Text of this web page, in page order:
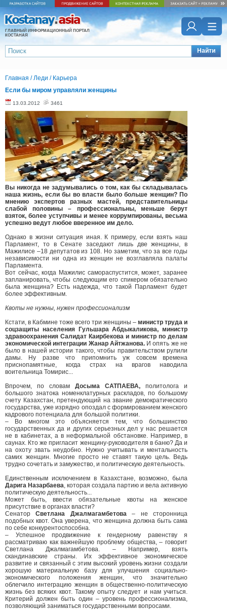
ГЛАВНЫЙ ИНФОРМАЦИОННЫЙ ПОРТАЛ
КОСТАНАЯ
Найти
Главная /Леди / Карьера
Если бы миром управляли женщины
13.03.2012 3461
Вы никогда не задумывались о том, как бы складывалась
наша жизнь, если бы во власти было больше женщин? По
мнению экспертов разных мастей, представительницы
слабой половины – профессиональны, меньше берут
взяток, более уступчивы и менее коррумпированы, весьма
успешно ведут любое вверенное им дело.
Однако в жизни ситуация иная. К примеру, если взять наш
Парламент, то в Сенате заседают лишь две женщины, в
Мажилисе –18 депутатов из 108. Но заметим, что за все годы
независимости ни одна из женщин не возглавляла палаты
Парламента.
Вот сейчас, когда Мажилис самораспустится, может, заранее
запланировать, чтобы следующим его спикером обязательно
была женщина? Есть надежда, что такой Парламент будет
более эффективным.
Квоты не нужны, нужен профессионализм
Кстати, в Кабмине тоже всего три женщины – министр труда и
соцзащиты населения Гульшара Абдыкаликова, министр
здравоохранения Салидат Каирбекова и министр по делам
экономической интеграции Жанар Айтжанова. И опять же не
было в нашей истории такого, чтобы правительством рулили
дамы. Ну разве что припомнить уж совсем времена
приснопамятные, когда страх на врагов наводила
воительница Томирис...
Впрочем, по словам Досыма САТПАЕВА, политолога и
большого знатока номенклатурных раскладов, по большому
счету Казахстан, претендующий на звание демократического
государства, уже изрядно опоздал с формированием женского
кадрового потенциала для большой политики.
– Во многом это объясняется тем, что большинство
государственных да и других серьезных дел у нас решается
не в кабинетах, а в неформальной обстановке. Например, в
саунах. Кто же пригласит женщину-руководителя в баню? Да и
на охоту звать неудобно. Нужно учитывать и ментальность
самих женщин. Многие просто не ставят такую цель. Ведь
трудно сочетать и замужество, и политическую деятельность.
Единственным исключением в Казахстане, возможно, была
Дарига Назарбаева, которая создала партию и вела активную
политическую деятельность...
Может быть, ввести обязательные квоты на женское
присутствие в органах власти?
СенаторСветлана Джалмагамбетова– не сторонница
подобных квот. Она уверена, что женщина должна быть сама
по себе конкурентоспособна.
– Успешное продвижение к гендерному равенству я
рассматриваю как важнейшую проблему общества, – говорит
Светлана Джалмагамбетова. – Например, взять
скандинавские страны. Их эффективное экономическое
развитие и связанный с этим высокий уровень жизни создали
хорошую материальную базу для улучшения социально-
экономического положения женщин, что значительно
облегчило интеграцию женщин в общественно-политическую
жизнь без всяких квот. Такому опыту следует и нам учиться.
Критерий должен быть один – уровень профессионализма,
позволяющий заниматься государственными вопросами.